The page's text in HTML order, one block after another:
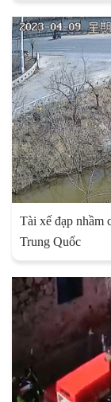
Tài xế đạp nhầm
Trung Quốc